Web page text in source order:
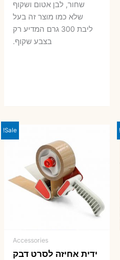
שחור, לבן אטום ושקוף
שלא כמו מוצר זה בעל
ליבת 300 גרם המדיע רק
בצבע שקוף.
Sale!
Accessories
ידית אחיזה לסרט דבק